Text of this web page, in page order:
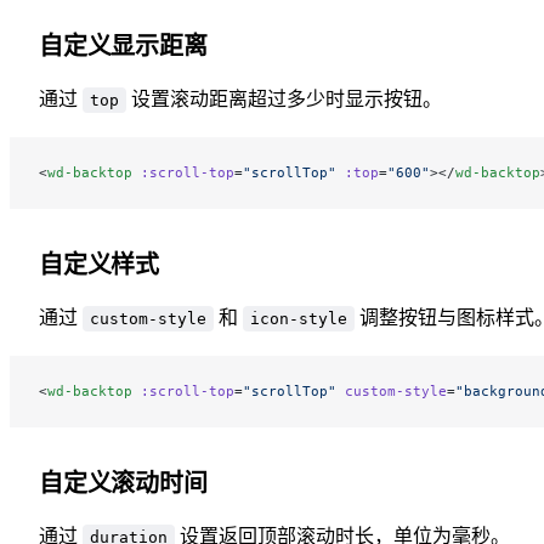
自定义显示距离
通过 top 设置滚动距离超过多少时显示按钮。
<wd-backtop :scroll-top="scrollTop" :top="600"></wd-backtop
自定义样式
通过 custom-style 和 icon-style 调整按钮与图标样式
<wd-backtop :scroll-top="scrollTop" custom-style=
自定义滚动时间
通过 duration 设置返回顶部滚动时长，单位为毫秒。